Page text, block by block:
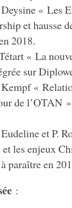
« Les
et hausse
2018.
« La
sur
«
de l’OTAN
et P.
et les enjeux
paraître en
: